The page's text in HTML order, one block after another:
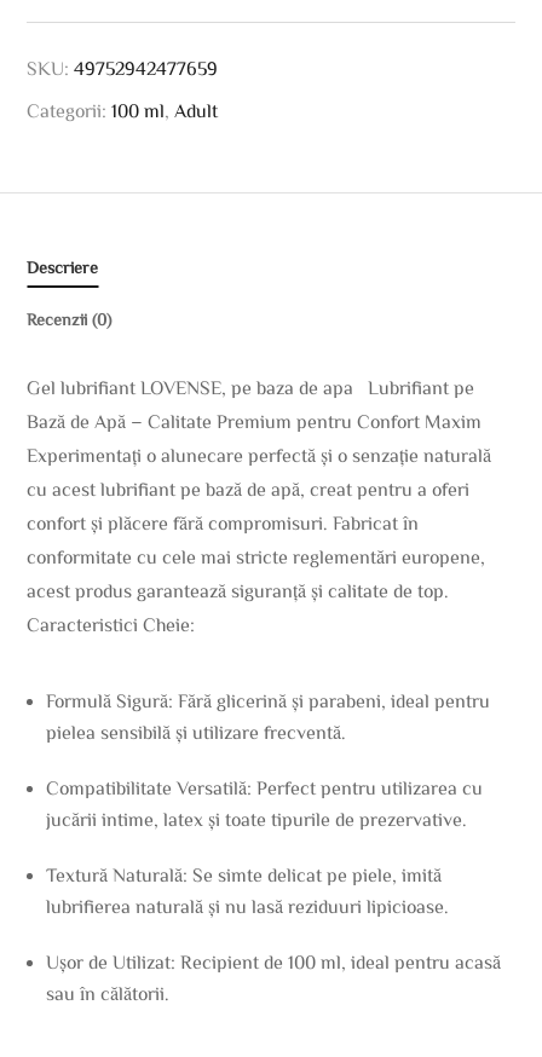
SKU:49752942477659
Categorii:100 ml Adult
Descriere
Recenzii (0)
Gel lubrifiant LOVENSE, pe baza de apa Lubrifiant pe
Bază de Apă – Calitate Premium pentru Confort Maxim
Experimentați o alunecare perfectă și o senzație naturală
cu acest lubrifiant pe bază de apă, creat pentru a oferi
confort și plăcere fără compromisuri. Fabricat în
conformitate cu cele mai stricte reglementări europene,
acest produs garantează siguranță și calitate de top.
Caracteristici Cheie:
Formulă Sigură: Fără glicerină și parabeni, ideal pentru
pielea sensibilă și utilizare frecventă.
Compatibilitate Versatilă: Perfect pentru utilizarea cu
jucării intime, latex și toate tipurile de prezervative.
Textură Naturală: Se simte delicat pe piele, imită
lubrifierea naturală și nu lasă reziduuri lipicioase.
Ușor de Utilizat: Recipient de 100 ml, ideal pentru acasă
sau în călătorii.